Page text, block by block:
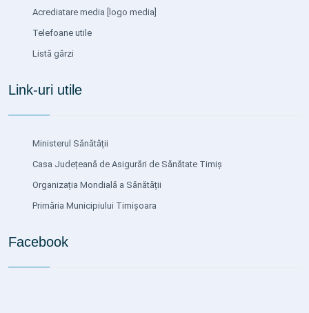
Acrediatare media [logo media]
Telefoane utile
Listă gărzi
Link-uri utile
Ministerul Sănătății
Casa Județeană de Asigurări de Sănătate Timiș
Organizația Mondială a Sănătății
Primăria Municipiului Timișoara
Facebook